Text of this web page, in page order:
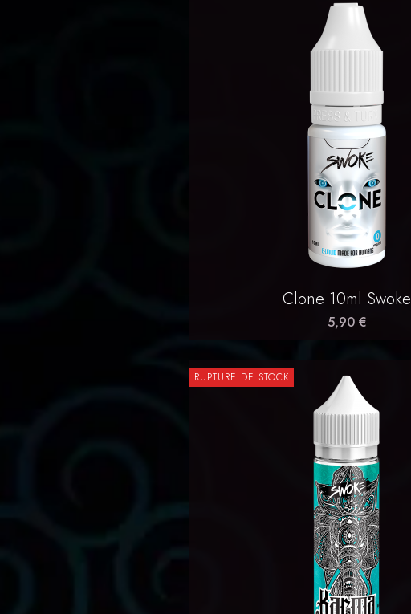
Aperçu rapide
Clone 10ml Swoke
5,90 €
RUPTURE DE STOCK